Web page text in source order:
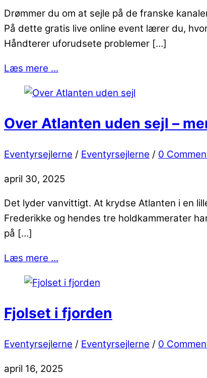
Drømmer du om at sejle på de franske
På dette gratis live online event lærer du,
Håndterer uforudsete problemer […]
Læs mere ...
Over Atlanten uden sejl –
Eventyrsejlerne / Eventyrsejlerne / 0
april 30, 2025
Det lyder vanvittigt. At krydse Atlanten i en
Frederikke og hendes tre holdkammerater
på […]
Læs mere ...
Fjolset i fjorden
Eventyrsejlerne / Eventyrsejlerne / 0
april 16, 2025